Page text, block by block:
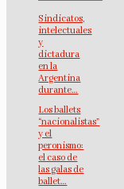
Sindicatos,
intelectuales
y
dictadura
en la
Argentina
durante…
Los ballets
“nacionalistas”
y el
peronismo:
el caso de
las galas de
ballet…